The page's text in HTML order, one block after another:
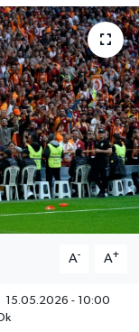
A- A+
15.05.2026 - 10:00